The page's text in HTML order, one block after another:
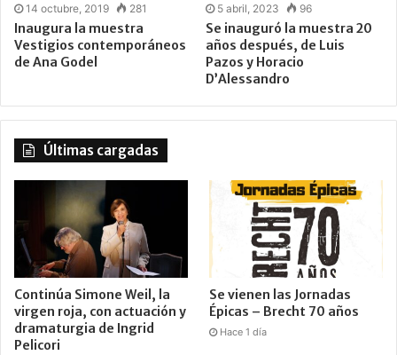
14 octubre, 2019 281
Inaugura la muestra
Vestigios contemporáneos
de Ana Godel
5 abril, 2023 96
Se inauguró la muestra 20
años después, de Luis
Pazos y Horacio
D’Alessandro
Últimas cargadas
Continúa Simone Weil, la
virgen roja, con actuación y
dramaturgia de Ingrid
Pelicori
Se vienen las Jornadas
Épicas – Brecht 70 años
Hace 1 día